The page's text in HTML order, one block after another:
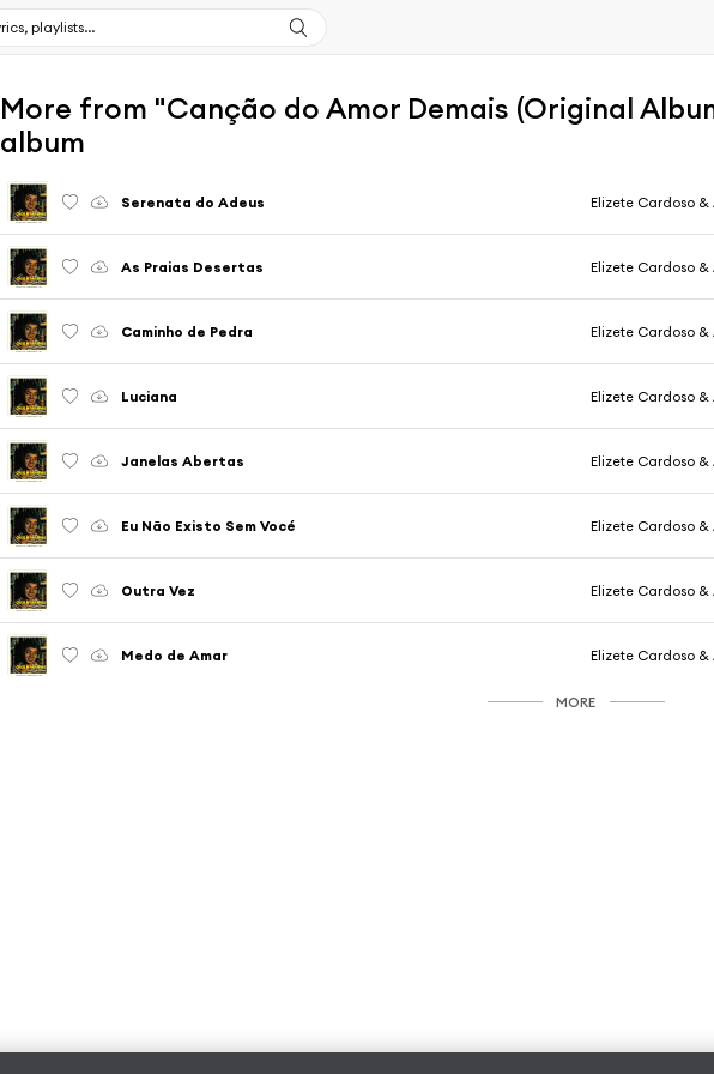
More from "Canção do Amor Demais (Original
album
Serenata do Adeus Elizete Cardoso
As Praias Desertas Elizete Cardoso
Caminho de Pedra Elizete Cardoso
Luciana Elizete Cardoso
Janelas Abertas Elizete Cardoso
Eu Não Existo Sem Vocé Elizete Cardoso
Outra Vez Elizete Cardoso
Medo de Amar Elizete Cardoso
MORE